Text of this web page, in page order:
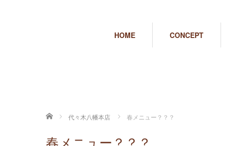
HOME CONCEPT
ホーム 代々木八幡本店 春メニュー？？？
春メニュー？？？